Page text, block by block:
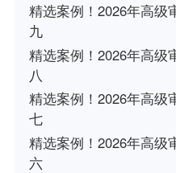
精选案例！2026年高级
九
精选案例！2026年高级
八
精选案例！2026年高级
七
精选案例！2026年高级
六